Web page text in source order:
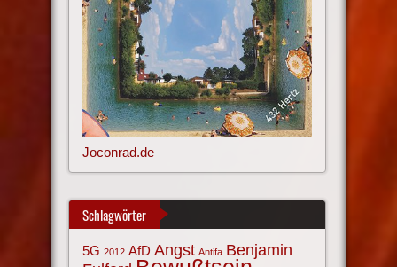
Joconrad.de
Schlagwörter
5G 2012 AfD Angst Antifa Benjamin